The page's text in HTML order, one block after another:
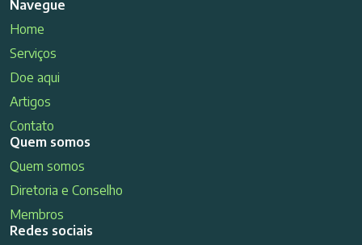
Navegue
Home
Serviços
Doe aqui
Artigos
Contato
Quem somos
Quem somos
Diretoria e Conselho
Membros
Redes sociais